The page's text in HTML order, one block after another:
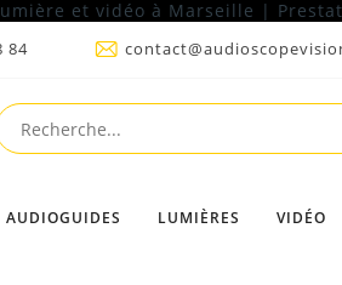
84
AUDIOGUIDES LUMIÈRES VIDÉO